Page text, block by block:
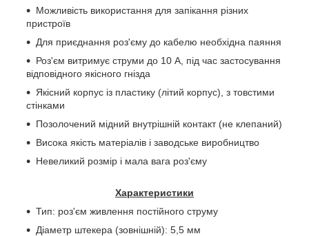
Можливість використання для запікання різних
пристроїв
Для приєднання роз'єму до кабелю необхідна паяння
Роз'єм витримує струми до 10 А, під час застосування
відповідного якісного гнізда
Якісний корпус із пластику (літий корпус), з товстими
стінками
Позолочений мідний внутрішній контакт (не клепаний)
Висока якість матеріалів і заводське виробництво
Невеликий розмір і мала вага роз'єму
Характеристики
Тип: роз'єм живлення постійного струму
Діаметр штекера (зовнішній): 5,5 мм